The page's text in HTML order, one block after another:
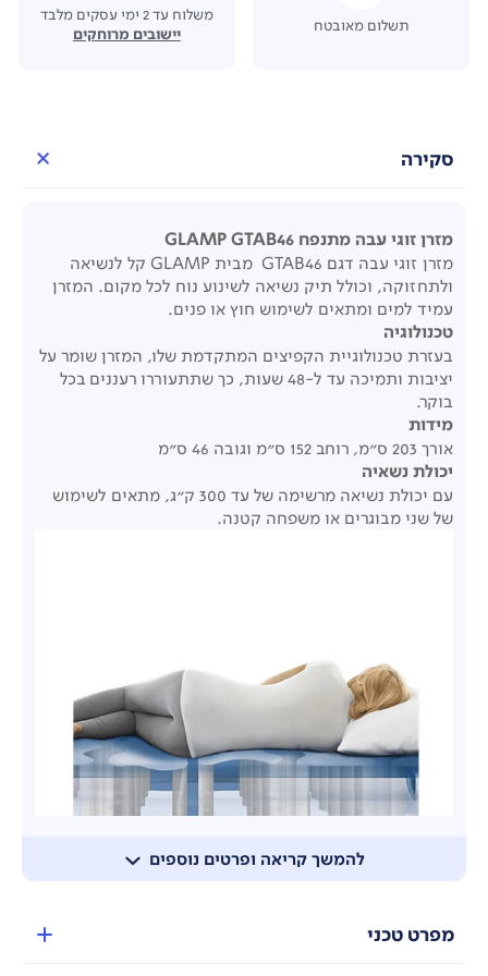
תשלום מאובטח
משלוח עד 2 ימי עסקים מלבד
יישובים מרוחקים
סקירה
להמשך קריאה ופרטים נוספים
מזרן זוגי עבה מתנפח GLAMP GTAB46
מזרן זוגי עבה דגם GTAB46 מבית GLAMP קל לנשיאה
ולתחזוקה, וכולל תיק נשיאה לשינוע נוח לכל מקום. המזרן
עמיד למים ומתאים לשימוש חוץ או פנים.
טכנולוגיה
בעזרת טכנולוגיית הקפיצים המתקדמת שלו, המזרן שומר על
יציבות ותמיכה עד ל-48 שעות, כך שתתעוררו רעננים בכל
בוקר.
מידות
אורך 203 ס"מ, רוחב 152 ס"מ וגובה 46 ס"מ
יכולת נשאיה
עם יכולת נשיאה מרשימה של עד 300 ק"ג, מתאים לשימוש
של שני מבוגרים או משפחה קטנה.
מפרט טכני